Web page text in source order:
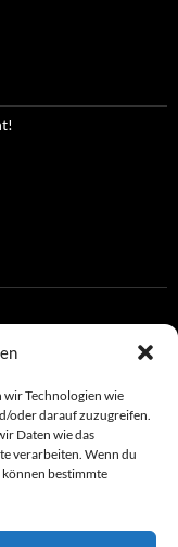
wir Technologien wie
oder darauf zuzugreifen.
Daten wie das
verarbeiten. Wenn du
bestimmte